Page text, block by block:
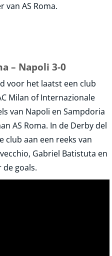
van AS Roma.
– Napoli 3-0
voor het laatst een club
Milan of Internazionale
van Napoli en Sampdoria
AS Roma. In de Derby del
club aan een reeks van
Gabriel Batistuta en
goals.